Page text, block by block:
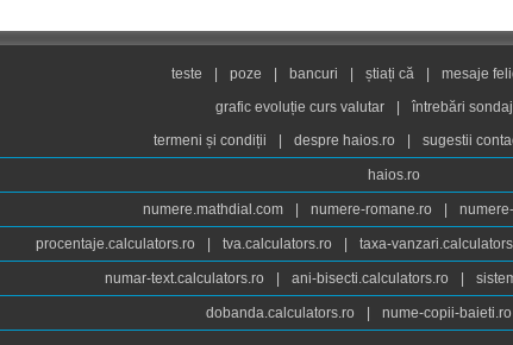
teste poze bancuri știați că mesaje
grafic evoluție curs valutar
întrebări sondaj
termeni și condiții
despre haios.ro sugestii
haios.ro
numere.mathdial.com numere-romane.ro
procentaje.calculators.ro tva.calculators.ro taxa-
numar-text.calculators.ro ani-bisecti.calculators.ro
dobanda.calculators.ro nume-copii-baieti.ro